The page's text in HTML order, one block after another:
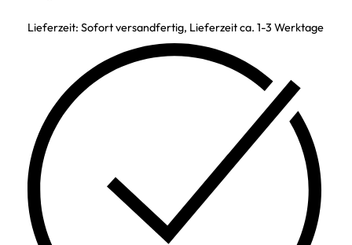
Lieferzeit: Sofort versandfertig, Lieferzeit ca. 1-3 Werktage